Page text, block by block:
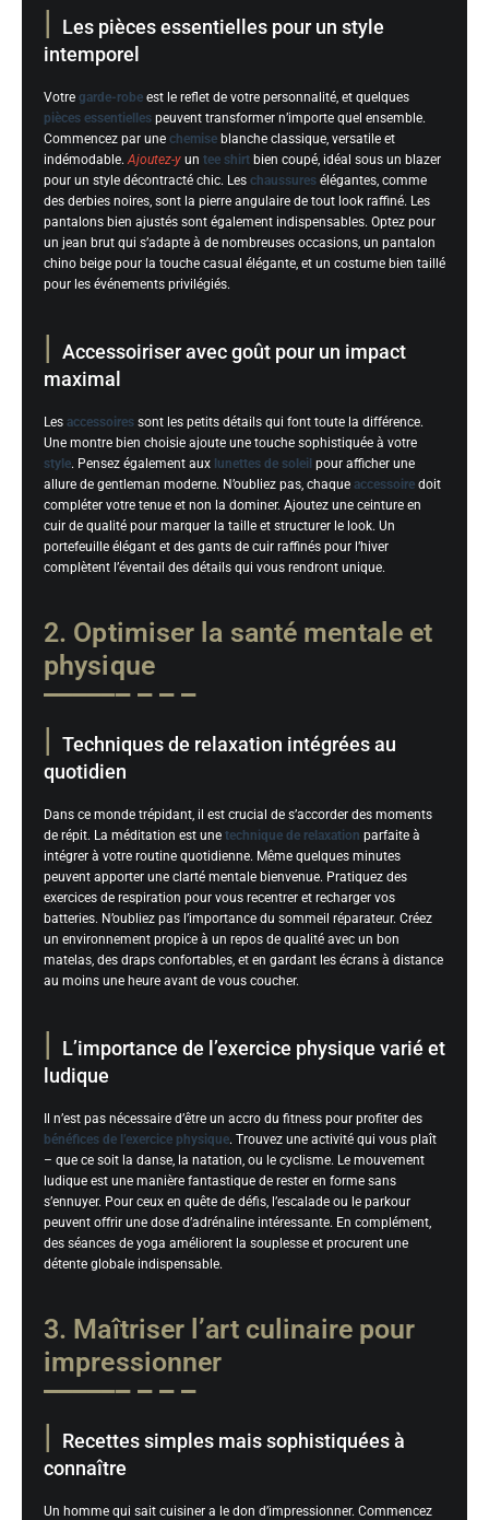
Les pièces essentielles pour un style
intemporel
Votre garde-robe est le reflet de votre personnalité, et quelques
pièces essentielles peuvent transformer n’importe quel ensemble.
Commencez par une chemise blanche classique, versatile et
indémodable.Ajoutez-y un tee shirt bien coupé, idéal sous un blazer
pour un style décontracté chic. Les chaussures élégantes, comme
des derbies noires, sont la pierre angulaire de tout look raffiné. Les
pantalons bien ajustés sont également indispensables. Optez pour
un jean brut qui s’adapte à de nombreuses occasions, un pantalon
chino beige pour la touche casual élégante, et un costume bien taillé
pour les événements privilégiés.
Accessoiriser avec goût pour un impact
maximal
Les accessoires sont les petits détails qui font toute la différence.
Une montre bien choisie ajoute une touche sophistiquée à votre
style. Pensez également aux lunettes de soleil pour afficher une
allure de gentleman moderne. N’oubliez pas, chaque accessoire doit
compléter votre tenue et non la dominer. Ajoutez une ceinture en
cuir de qualité pour marquer la taille et structurer le look. Un
portefeuille élégant et des gants de cuir raffinés pour l’hiver
complètent l’éventail des détails qui vous rendront unique.
2. Optimiser la santé mentale et
physique
Techniques de relaxation intégrées au
quotidien
Dans ce monde trépidant, il est crucial de s’accorder des moments
de répit. La méditation est une technique de relaxation parfaite à
intégrer à votre routine quotidienne. Même quelques minutes
peuvent apporter une clarté mentale bienvenue. Pratiquez des
exercices de respiration pour vous recentrer et recharger vos
batteries. N’oubliez pas l’importance du sommeil réparateur. Créez
un environnement propice à un repos de qualité avec un bon
matelas, des draps confortables, et en gardant les écrans à distance
au moins une heure avant de vous coucher.
L’importance de l’exercice physique varié et
ludique
Il n’est pas nécessaire d’être un accro du fitness pour profiter des
bénéfices de l’exercice physique. Trouvez une activité qui vous plaît
– que ce soit la danse, la natation, ou le cyclisme. Le mouvement
ludique est une manière fantastique de rester en forme sans
s’ennuyer. Pour ceux en quête de défis, l’escalade ou le parkour
peuvent offrir une dose d’adrénaline intéressante. En complément,
des séances de yoga améliorent la souplesse et procurent une
détente globale indispensable.
3. Maîtriser l’art culinaire pour
impressionner
Recettes simples mais sophistiquées à
connaître
Un homme qui sait cuisiner a le don d’impressionner. Commencez